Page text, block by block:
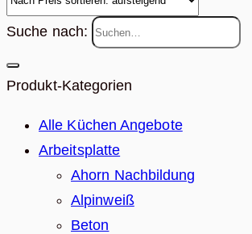
Suche nach:
Produkt-Kategorien
Alle Küchen Angebote
Arbeitsplatte
Ahorn Nachbildung
Alpinweiß
Beton